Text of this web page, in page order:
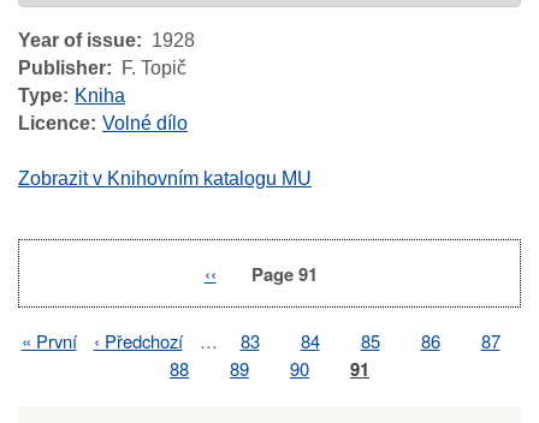
Year of issue
1928
Publisher
F. Topič
Type
Kniha
Licence Volné dílo
Zobrazit v Knihovním katalogu MU
Previous
‹‹ Page 91
First
« První
Previous
‹ Předchozí … Page
83 Page
84 Page
85 Page
86 Page
87
Page
88 Page
89 Page
90 Page
91